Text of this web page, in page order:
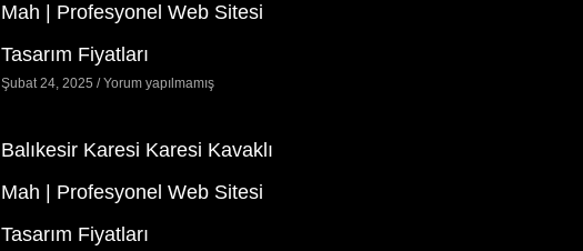
Mah | Profesyonel Web Sitesi
Tasarım Fiyatları
Şubat 24, 2025 Yorum yapılmamış
Balıkesir Karesi Karesi Kavaklı
Mah | Profesyonel Web Sitesi
Tasarım Fiyatları